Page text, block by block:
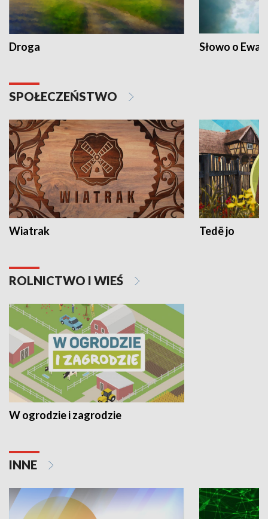
Droga Słowo o
SPOŁECZEŃSTWO
Wiatrak Tedë jo
ROLNICTWO I WIEŚ
W ogrodzie i zagrodzie
INNE